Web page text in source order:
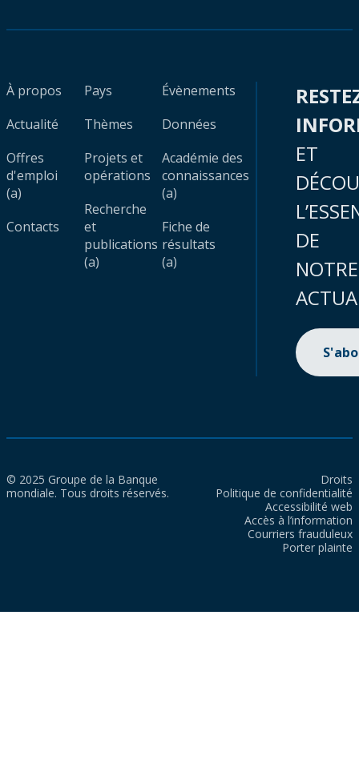
À propos
Actualité
Offres
d'emploi
(a)
Contacts
Pays
Thèmes
Projets et
opérations
Recherche
et
publications
(a)
Évènements
Données
Académie des
connaissances
(a)
Fiche de
résultats
(a)
ET
DE
NOTRE
© 2025 Groupe de la Banque
mondiale. Tous droits réservés.
Droits
Politique de confidentialité
Accessibilité web
Accès à l’information
Courriers frauduleux
Porter plainte